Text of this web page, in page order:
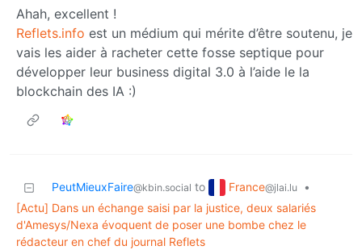
Ahah, excellent !
Reflets.info est un médium qui mérite d’être soutenu, je
vais les aider à racheter cette fosse septique pour
développer leur business digital 3.0 à l’aide le la
blockchain des IA :)
PeutMieuxFaire@kbin.social to France@jlai.lu
•
[Actu] Dans un échange saisi par la justice, deux salariés
d'Amesys/Nexa évoquent de poser une bombe chez le
rédacteur en chef du journal Reflets